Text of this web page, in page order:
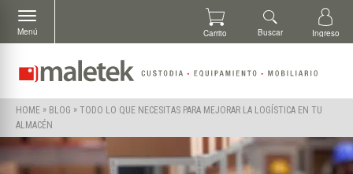
HOME » BLOG » TODO LO QUE NECESITAS PARA MEJORAR LA LOGÍSTICA EN TU
ALMACÉN
Menú Carrito Buscar Ingreso